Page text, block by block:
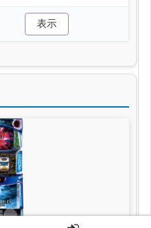
表示